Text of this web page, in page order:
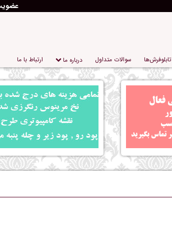
تابلو‌فرش‌ها سوالات متداول درباره‌ ما ارتباط با ما